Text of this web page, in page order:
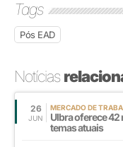
Tags
Pós EAD
Notícias
26
JUN
MERCADO DE
Ulbra oferece
temas atuais